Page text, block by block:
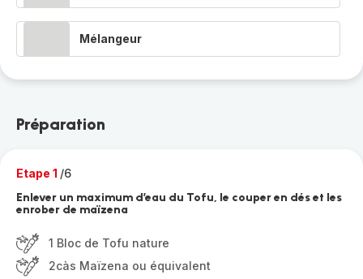
Mélangeur
Préparation
Etape 1 /6
Enlever un maximum d’eau du Tofu, le couper en dés et les
enrober de maïzena
1 Bloc de Tofu nature
2càs Maïzena ou équivalent